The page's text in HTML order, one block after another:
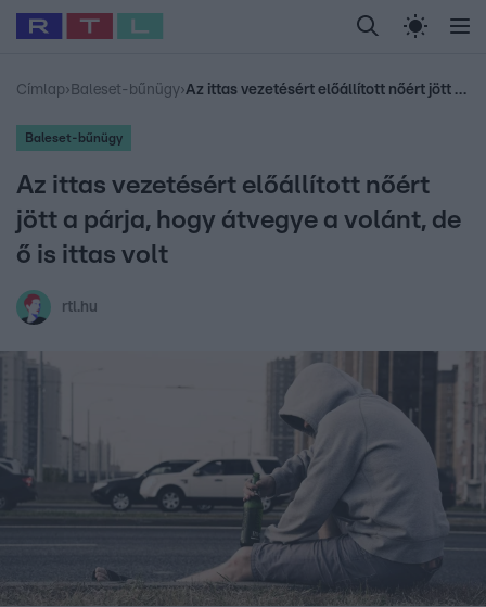
Legfrissebb RTL Híradó Randi Celeb vagyok,
Babits Marcella Most Wanted Gallusz
Címlap› Baleset-bűnügy› Az ittas vezetésért előállított nőért jött a párja, hogy átvegye a volánt, de ő is ittas volt
Baleset-bűnügy
Az ittas vezetésért előállított nőért
jött a párja, hogy átvegye a volánt, de
ő is ittas volt
rtl.hu